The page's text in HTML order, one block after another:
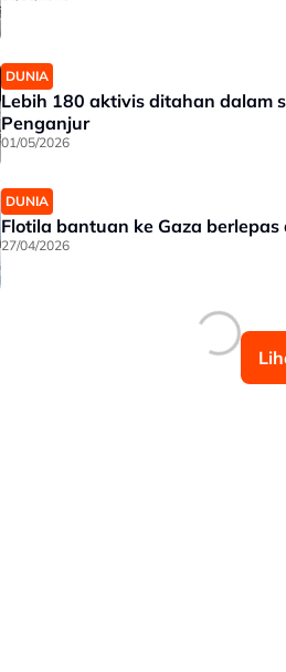
DUNIA
Lebih 180 aktivis ditahan dalam
Penganjur
01/05/2026
DUNIA
Flotila bantuan ke Gaza berlepas
27/04/2026